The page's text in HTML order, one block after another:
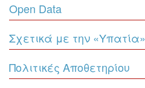
Open Data
Σχετικά με την «Υπατία»
Πολιτικές Αποθετηρίου